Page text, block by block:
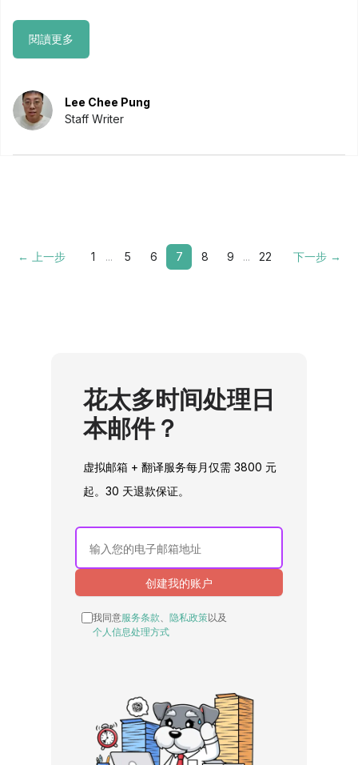
閱讀更多
Lee Chee Pung
Staff Writer
← 上一步 1 ... 5 6 7 8 9 ... 22 下一步 →
花太多时间处理日
本邮件？
虚拟邮箱 + 翻译服务每月仅需 3800 元
起。30 天退款保证。
If you
are a
human,
field
创建我的账户
我同意服务条款、 隐私政策以及
个人信息处理方式